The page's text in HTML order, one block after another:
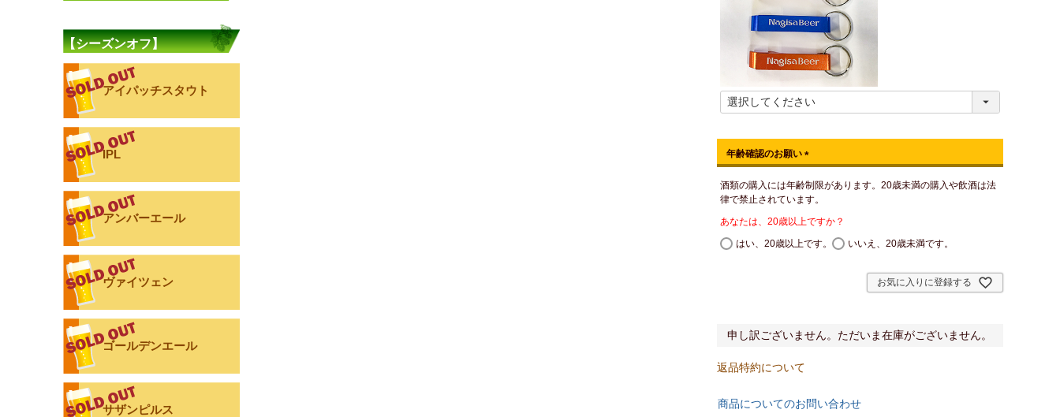
【シーズンオフ】
アイパッチスタウト
IPL
アンバーエール
ヴァイツェン
ゴールデンエール
サザンピルス
年齢確認のお願い
(
必
須
酒類の購入には年齢制限があります。20歳未満の購入や飲酒は法
律で禁止されています。
あなたは、20歳以上ですか？
はい、20歳以上です。
いいえ、20歳未満です。
お気に入りに登録する
申し訳ございません。ただいま在庫がございません。
返品特約について
商品についてのお問い合わせ